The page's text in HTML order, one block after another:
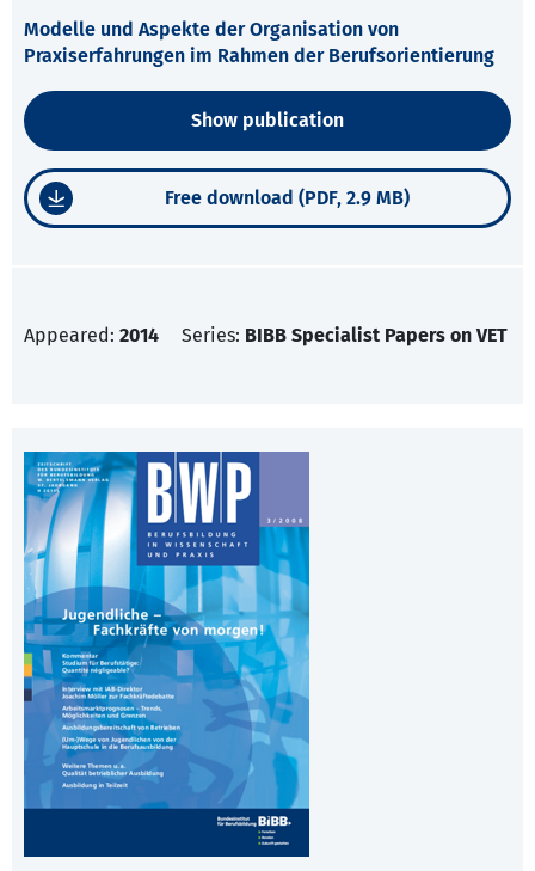
Modelle und Aspekte der Organisation von
Praxiserfahrungen im Rahmen der Berufsorientierung
Show publication
Free download (PDF, 2.9 MB)
Appeared: 2014 Series: BIBB Specialist Papers on VET